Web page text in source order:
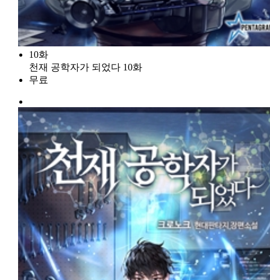
10화
천재 공학자가 되었다 10화
무료